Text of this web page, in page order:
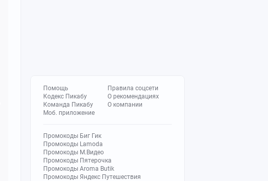
Помощь
Кодекс Пикабу
Команда Пикабу
Моб. приложение
Правила соцсети
О рекомендациях
О компании
Промокоды Биг Гик
Промокоды Lamoda
Промокоды М.Видео
Промокоды Пятерочка
Промокоды Aroma Butik
Промокоды Яндекс Путешествия